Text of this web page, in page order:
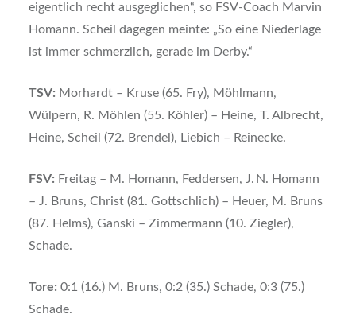
eigentlich recht ausgeglichen“, so FSV-Coach Marvin
Homann. Scheil dagegen meinte: „So eine Niederlage
ist immer schmerzlich, gerade im Derby.“
TSV: Morhardt – Kruse (65. Fry), Möhlmann,
Wülpern, R. Möhlen (55. Köhler) – Heine, T. Albrecht,
Heine, Scheil (72. Brendel), Liebich – Reinecke.
FSV: Freitag – M. Homann, Feddersen, J. N. Homann
– J. Bruns, Christ (81. Gottschlich) – Heuer, M. Bruns
(87. Helms), Ganski – Zimmermann (10. Ziegler),
Schade.
Tore: 0:1 (16.) M. Bruns, 0:2 (35.) Schade, 0:3 (75.)
Schade.